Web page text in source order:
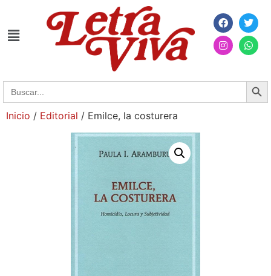
Search
for:
Inicio / Editorial / Emilce, la costurera